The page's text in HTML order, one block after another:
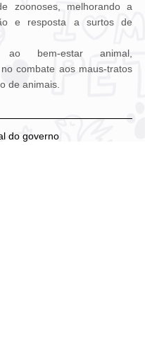
zoonoses, melhorando a
e resposta a surtos de
ao bem-estar animal,
combate aos maus-tratos
de animais.
do governo